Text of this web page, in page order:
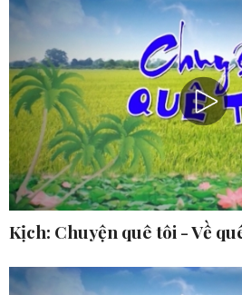
Kịch: Chuyện quê tôi - Về